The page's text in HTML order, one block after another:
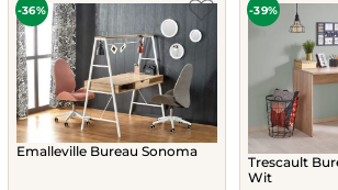
-36%
Emalleville Bureau Sonoma
-39%
Trescault
Wit